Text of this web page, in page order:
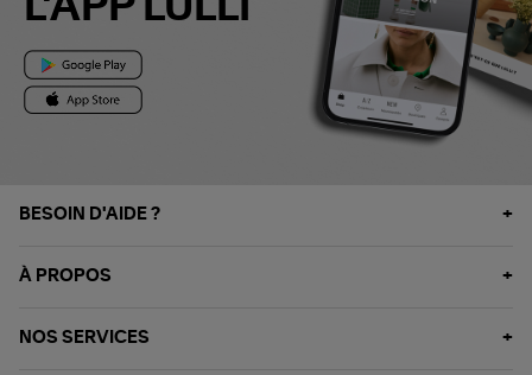
L'APP LULLI
BESOIN D'AIDE ?
À PROPOS
NOS SERVICES